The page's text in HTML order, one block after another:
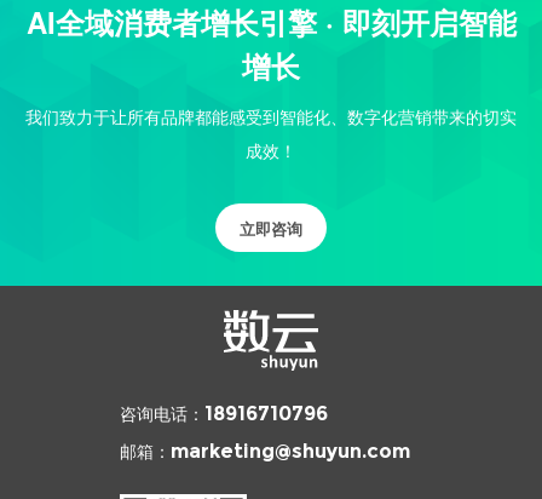
AI全域消费者增长引擎 · 即刻开启智能
增长
我们致力于让所有品牌都能感受到智能化、数字化营销带来的切实
成效！
立即咨询
咨询电话： 18916710796
邮箱： marketing@shuyun.com